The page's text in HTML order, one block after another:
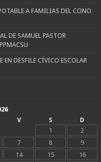
A FAMILIAS DEL CONO
DE SAMUEL PASTOR
EN DESFILE CÍVICO ESCOLAR
V S
D
1
2
7 8
9
14 15
16